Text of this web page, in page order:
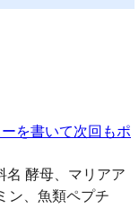
を書いて次回もポ
名 酵母、マリアア
ン、魚類ペプチ